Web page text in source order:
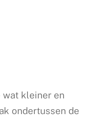
wat kleiner en
ondertussen de